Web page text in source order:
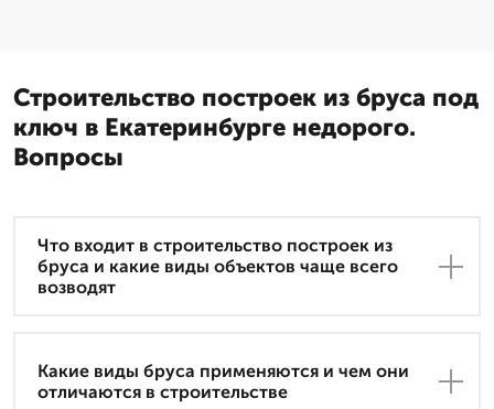
Строительство построек из бруса под
ключ в Екатеринбурге недорого.
Вопросы
Что входит в строительство построек из
бруса и какие виды объектов чаще всего
возводят
Какие виды бруса применяются и чем они
отличаются в строительстве